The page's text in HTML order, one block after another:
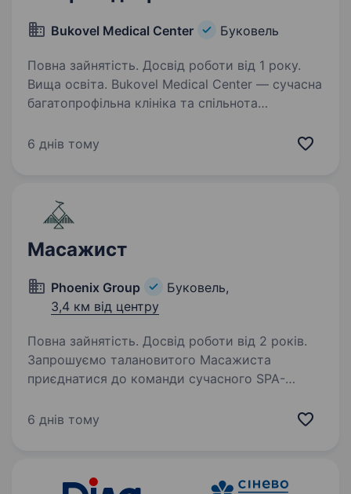
Bukovel Medical Center Буковель
Повна зайнятість. Досвід роботи від 1 року.
Вища освіта. Bukovel Medical Center — сучасна
багатопрофільна клініка та спільнота
ендокринолога. Ми поєднуємо високі
6 днів тому
Масажист
Phoenix Group
Буковель,
3,4 км від центру
Повна зайнятість. Досвід роботи від 2 років.
Запрошуємо талановитого Масажиста
приєднатися до команди сучасного SPA-
атмосферу глибокого відновлення, релаксу
6 днів тому